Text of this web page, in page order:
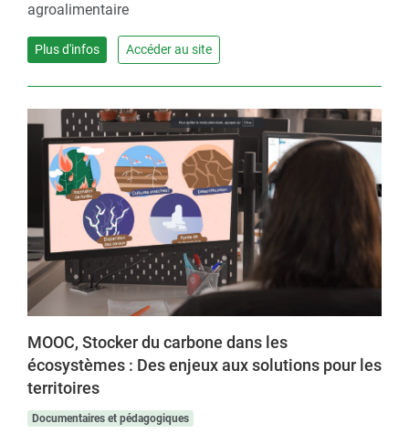
agroalimentaire
Plus d'infos Accéder au site
MOOC, Stocker du carbone dans les
écosystèmes : Des enjeux aux solutions pour les
territoires
Documentaires et pédagogiques